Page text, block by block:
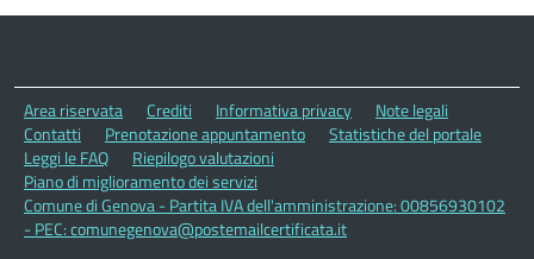
Area riservata Crediti Informativa privacy
Note legali
Contatti
Prenotazione appuntamento
Statistiche del portale
Leggi le FAQ
Riepilogo valutazioni
Piano di miglioramento dei servizi
Comune di Genova - Partita IVA dell'amministrazione: 00856930102
- PEC: comunegenova@postemailcertificata.it